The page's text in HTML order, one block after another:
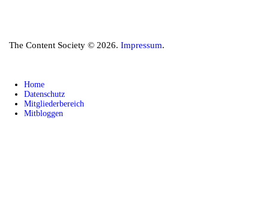
The Content Society © 2026. Impressum.
Home
Datenschutz
Mitgliederbereich
Mitbloggen